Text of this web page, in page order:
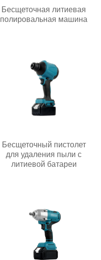
Бесщеточная литиевая
полировальная машина
Бесщеточный пистолет
для удаления пыли с
литиевой батареи